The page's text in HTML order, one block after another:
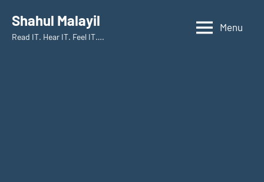
content
Shahul Malayil
Read IT. Hear IT. Feel IT….
Menu